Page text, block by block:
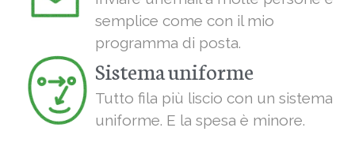
semplice come con il mio
programma di posta.
Sistema uniforme
Tutto fila più liscio con un sistema
uniforme. E la spesa è minore.